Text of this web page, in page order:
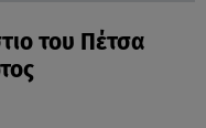
του Πέτσα